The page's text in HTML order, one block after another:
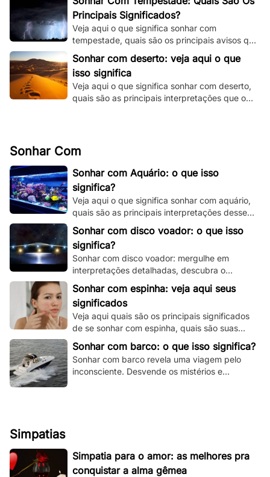
Principais Significados?
Veja aqui o que significa sonhar com
tempestade, quais são os principais avisos que
o seu subconsciente está tentando te dizer e
muito mais.
Sonhar com deserto: veja aqui o que
isso significa
Veja aqui o que significa sonhar com deserto,
quais são as principais interpretações que o
Sonhar Com
Sonhar com Aquário: o que isso
significa?
Veja aqui o que significa sonhar com aquário,
quais são as principais interpretações desse
sonho e muito mais. Clique e fique por dentro.
Sonhar com disco voador: o que isso
significa?
Sonhar com disco voador: mergulhe em
interpretações detalhadas, descubra o
significado espiritual e psicológico e todas as
variações!
Sonhar com espinha: veja aqui seus
significados
Veja aqui quais são os principais significados
de se sonhar com espinha, quais são suas
principais variações e muito mais.
Sonhar com barco: o que isso significa?
Sonhar com barco revela uma viagem pelo
inconsciente. Desvende os mistérios e
Simpatias
Simpatia para o amor: as melhores pra
conquistar a alma gêmea